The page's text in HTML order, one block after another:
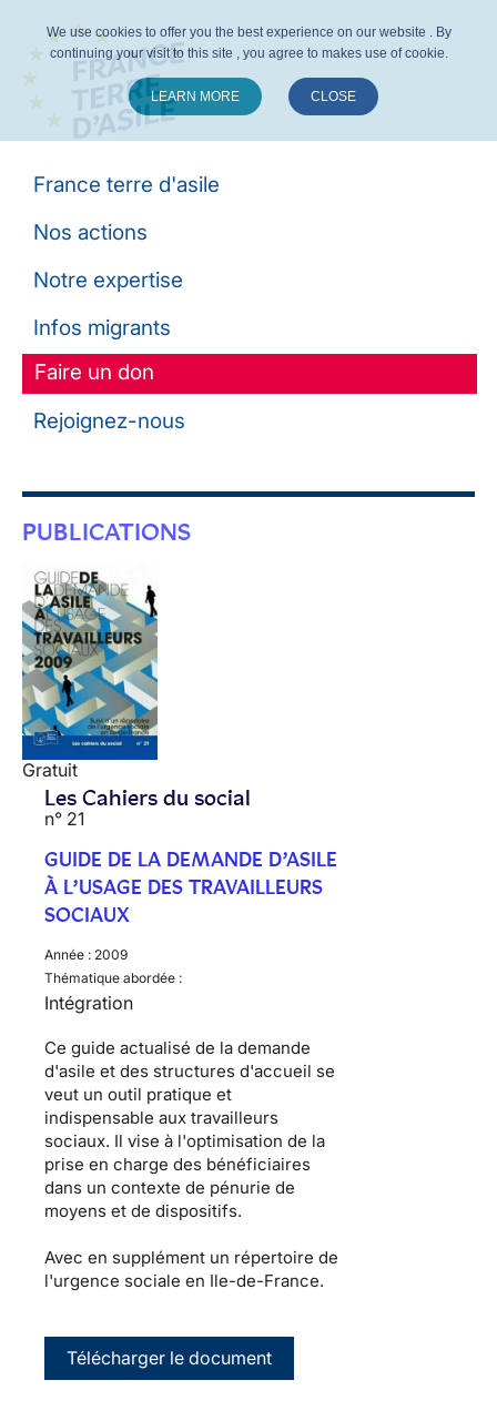
France terre d'asile
Nos actions
Notre expertise
Infos migrants
Faire un don
Rejoignez-nous
PUBLICATIONS
Gratuit
Les Cahiers du social
n° 21
GUIDE DE LA DEMANDE D’ASILE
À L’USAGE DES TRAVAILLEURS
SOCIAUX
Année : 2009
Thématique abordée :
Intégration
Ce guide actualisé de la demande
d'asile et des structures d'accueil se
veut un outil pratique et
indispensable aux travailleurs
sociaux. Il vise à l'optimisation de la
prise en charge des bénéficiaires
dans un contexte de pénurie de
moyens et de dispositifs.
Avec en supplément un répertoire de
l'urgence sociale en Ile-de-France.
Télécharger le document
We use cookies to offer you the best experience on our website . By
continuing your visit to this site , you agree to makes use of cookie.
LEARN MORE CLOSE